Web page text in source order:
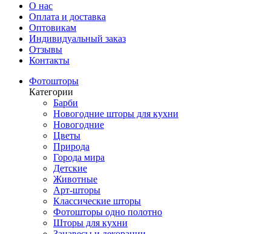
О нас
Оплата и доставка
Оптовикам
Индивидуальный заказ
Отзывы
Контакты
Фотошторы
Категории
Барби
Новогодние шторы для кухни
Новогодние
Цветы
Природа
Города мира
Детские
Животные
Арт-шторы
Классические шторы
Фотошторы одно полотно
Шторы для кухни